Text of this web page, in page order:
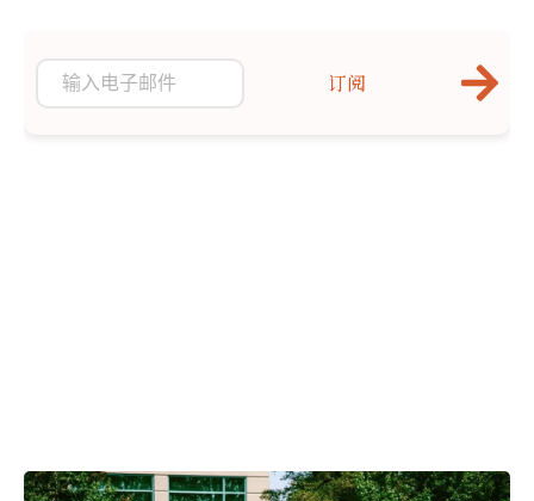
订阅